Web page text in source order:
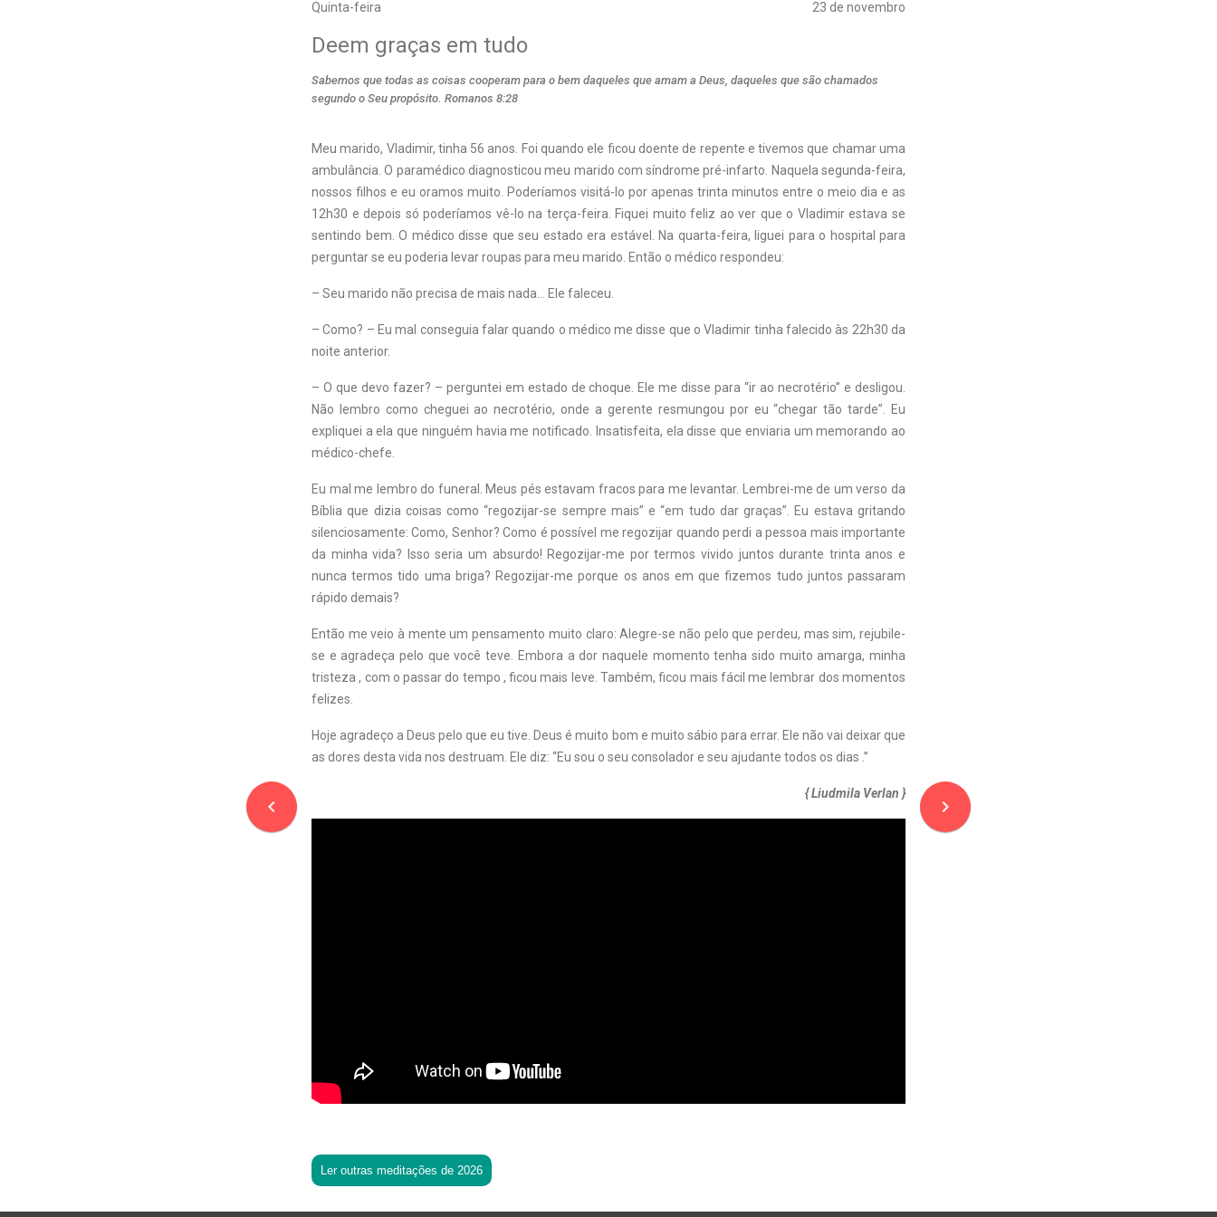
Quinta-feira 23 de novembro
navigate_before
Deem graças em tudo
Sabemos que todas as coisas cooperam para o bem daqueles que amam a Deus, daqueles que são chamados
segundo o Seu propósito. Romanos 8:28
Meu marido, Vladimir, tinha 56 anos. Foi quando ele ficou doente de repente e tivemos que chamar uma
ambulância. O paramédico diagnosticou meu marido com síndrome pré-infarto. Naquela segunda-feira,
nossos filhos e eu oramos muito. Poderíamos visitá-lo por apenas trinta minutos entre o meio dia e as
12h30 e depois só poderíamos vê-lo na terça-feira. Fiquei muito feliz ao ver que o Vladimir estava se
sentindo bem. O médico disse que seu estado era estável. Na quarta-feira, liguei para o hospital para
perguntar se eu poderia levar roupas para meu marido. Então o médico respondeu:
– Seu marido não precisa de mais nada… Ele faleceu.
– Como? – Eu mal conseguia falar quando o médico me disse que o Vladimir tinha falecido às 22h30 da
noite anterior.
– O que devo fazer? – perguntei em estado de choque. Ele me disse para “ir ao necrotério” e desligou.
Não lembro como cheguei ao necrotério, onde a gerente resmungou por eu “chegar tão tarde”. Eu
expliquei a ela que ninguém havia me notificado. Insatisfeita, ela disse que enviaria um memorando ao
médico-chefe.
Eu mal me lembro do funeral. Meus pés estavam fracos para me levantar. Lembrei-me de um verso da
Bíblia que dizia coisas como “regozijar-se sempre mais” e “em tudo dar graças”. Eu estava gritando
silenciosamente: Como, Senhor? Como é possível me regozijar quando perdi a pessoa mais importante
da minha vida? Isso seria um absurdo! Regozijar-me por termos vivido juntos durante trinta anos e
nunca termos tido uma briga? Regozijar-me porque os anos em que fizemos tudo juntos passaram
rápido demais?
Então me veio à mente um pensamento muito claro: Alegre-se não pelo que perdeu, mas sim, rejubile-
se e agradeça pelo que você teve. Embora a dor naquele momento tenha sido muito amarga, minha
tristeza , com o passar do tempo , ficou mais leve. Também, ficou mais fácil me lembrar dos momentos
felizes.
Hoje agradeço a Deus pelo que eu tive. Deus é muito bom e muito sábio para errar. Ele não vai deixar que
as dores desta vida nos destruam. Ele diz: “Eu sou o seu consolador e seu ajudante todos os dias .”
{ Liudmila Verlan }
Ler outras meditações de 2026
navigate_next